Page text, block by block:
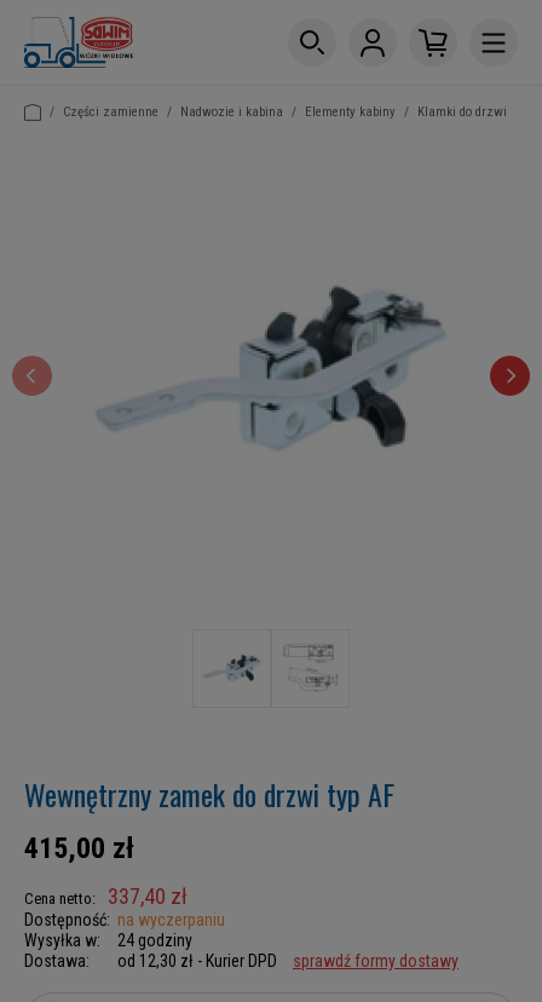
/ Części zamienne / Nadwozie i kabina / Elementy kabiny / Klamki do drzwi
Wewnętrzny zamek do drzwi typ AF
415,00 zł
Cena netto: 337,40 zł
Dostępność: na wyczerpaniu
Wysyłka w:
24 godziny
Dostawa:
od 12,30 zł - Kurier DPD sprawdź formy dostawy